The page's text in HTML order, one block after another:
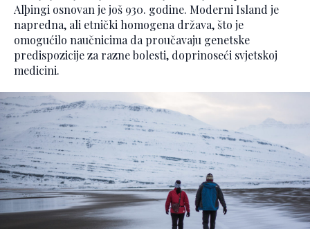
Alþingi osnovan je još 930. godine. Moderni Island je
napredna, ali etnički homogena država, što je
omogućilo naučnicima da proučavaju genetske
predispozicije za razne bolesti, doprinoseći svjetskoj
medicini.